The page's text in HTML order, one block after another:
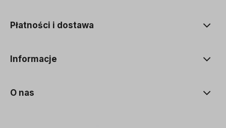
Płatności i dostawa
Informacje
O nas